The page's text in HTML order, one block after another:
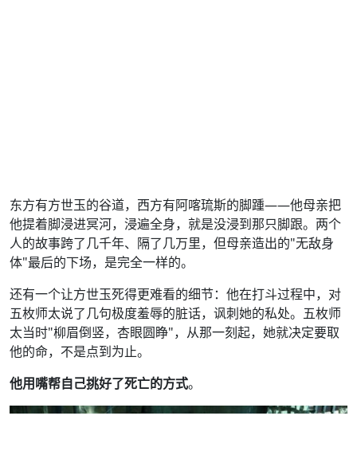
东方有方世玉的谷道，西方有阿喀琉斯的脚踵——他母亲把
他提着脚浸进冥河，浸遍全身，就是没浸到那只脚跟。两个
人的故事跨了几千年、隔了几万里，但母亲造出的"无敌身
体"最后的下场，是完全一样的。
还有一个让方世玉死得更难看的细节：他在打斗过程中，对
五枚师太说了几句极度羞辱的脏话，讽刺她的私处。五枚师
太当时"柳眉倒竖，杏眼圆睁"，从那一刻起，她就决定要取
他的命，不是点到为止。
他用嘴帮自己挑好了死亡的方式。